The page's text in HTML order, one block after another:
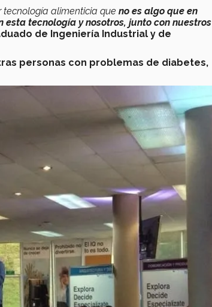
tecnología alimenticia que no es algo que en
tecnología y nosotros, junto con nuestros
de Ingeniería Industrial y de
personas con problemas de diabetes,